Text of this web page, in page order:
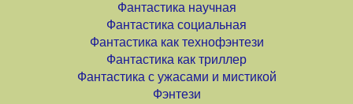
Фантастика научная
Фантастика социальная
Фантастика как технофэнтези
Фантастика как триллер
Фантастика с ужасами и мистикой
Фэнтези